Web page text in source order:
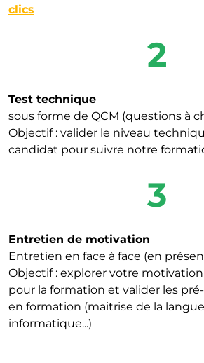
clics
2
Test technique
sous forme de QCM (questions à
Objectif : valider le niveau
candidat pour suivre notre
3
Entretien de motivation
Entretien en face à face (en
Objectif : explorer votre
pour la formation et valider les
en formation (maitrise de la
informatique...)